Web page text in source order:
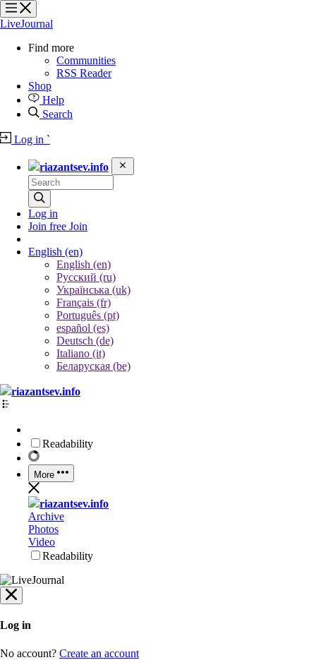
?
?
?
?
LiveJournal
Find more
Communities
RSS Reader
Shop
Help
Search
Log in `
riazantsev.info
Log in
Join free Join
English (en)
English (en)
Русский (ru)
Українська (uk)
Français (fr)
Português (pt)
español (es)
Deutsch (de)
Italiano (it)
Беларуская (be)
riazantsev.info
Readability
More
riazantsev.info
Archive
Photos
Video
Readability
Log in
No account? Create an account